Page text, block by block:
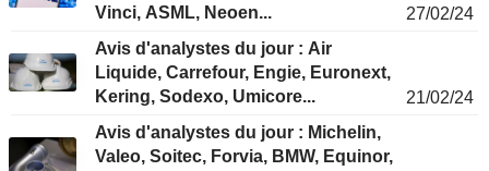
Vinci, ASML, Neoen...
27/02/24
Avis d'analystes du jour : Air
Liquide, Carrefour, Engie, Euronext,
Kering, Sodexo, Umicore...
21/02/24
Avis d'analystes du jour : Michelin,
Valeo, Soitec, Forvia, BMW, Equinor,